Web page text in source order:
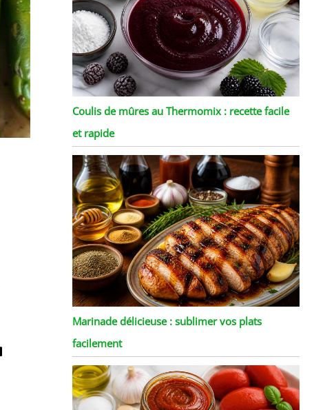
Coulis de mûres au Thermomix : recette facile
et rapide
Marinade délicieuse : sublimer vos plats
facilement